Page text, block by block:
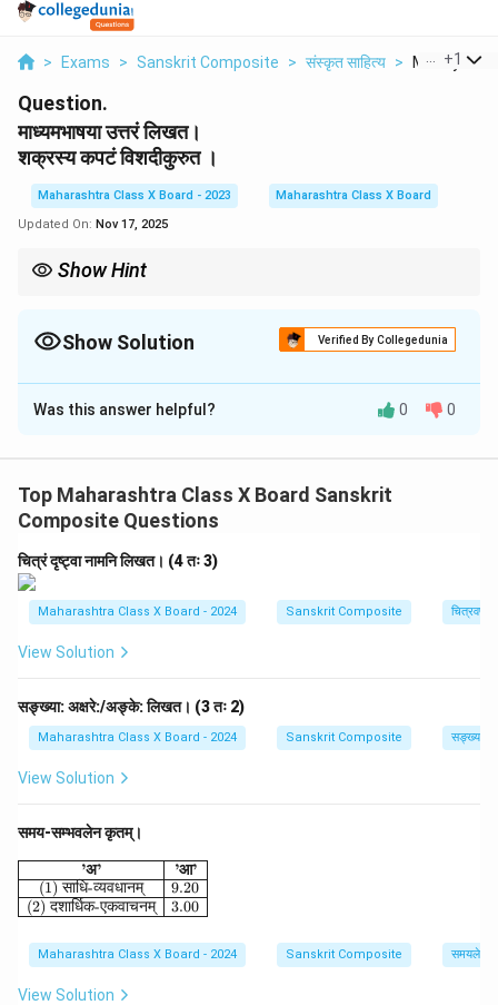
> Exams > Sanskrit Composite > संस्कृत साहित्य > +1
Question.
माध्यमभाषया उत्तरं लिखत।
शक्रस्य कपटं विशदीकुरुत ।
Maharashtra Class X Board - 2023
Maharashtra Class X Board
Updated On: Nov 17, 2025
Show Hint
(3) तस्य परिणामः (The result)।
Show Solution Verified By Collegedunia
Solution and Explanation
अयं प्रश्नः 'कर्णस्य दानवीरता' (Karna's Charity) इति पाठात् सम्बद्धः
अभेद्यं कवचं कुण्डले च भिक्षारूपेण अयाचत। (This question
relates to the lesson on Karna's charity. Shakra (Indra)
wanted to weaken Karna to protect his son Arjuna.
Therefore, by deceit, he disguised himself as a
Brahmana and begged for Karna's impenetrable armor
and earrings as alms.)
Was this answer helpful? 0 0
Top Maharashtra Class X Board Sanskrit
Composite Questions
चित्रं दृष्ट्वा नामनि लिखत। (4 तः 3)
Maharashtra Class X Board - 2024 Sanskrit Composite
View Solution
सङ्ख्या: अक्षरे:/अङ्के: लिखत। (3 तः 2)
Maharashtra Class X Board - 2024 Sanskrit Composite
View Solution
समय-सम्भवलेन कृतम्।
\begin{array}{|c|c|} \hline \textbf{'अ'} & \textbf{'आ'} \\
’अ’
(1) साधि-व्यवधानम्
(2) दशार्धिक-एकवाचनम्
’आ’
9.20
3.00
Maharashtra Class X Board - 2024 Sanskrit Composite
View Solution